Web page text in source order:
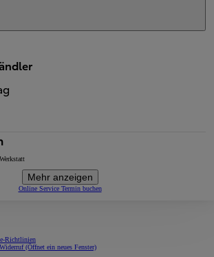
Mehr anzeigen
Online Service Termin buchen
Richtlinien
(Öffnet ein neues Fenster)